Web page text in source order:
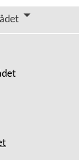
nytt
fönster